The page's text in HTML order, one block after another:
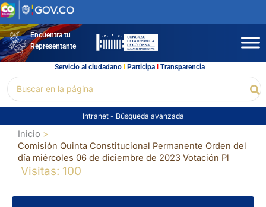
Ir
al
contenidoEncuentra tu
Representante
Servicio al ciudadano l Participal Transparencia
por:
Intranet - Búsqueda avanzada
Inicio
Comisión Quinta Constitucional Permanente Orden del
día miércoles 06 de diciembre de 2023 Votación Pl
Visitas: 100